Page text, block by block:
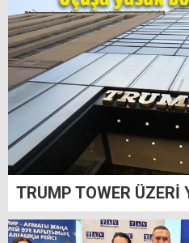
TRUMP TOWER ÜZERİ